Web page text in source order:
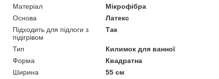
Матеріал
Мікрофібра
Основа
Латекс
Підходить для підлоги з
підігрівом
Так
Тип
Килимок для ванної
Форма
Квадратна
Ширина
55 см